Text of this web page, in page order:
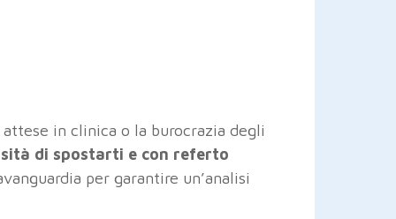
in clinica o la burocrazia degli
di spostarti e con referto
per garantire un’analisi